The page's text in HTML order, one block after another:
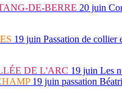
DE-BERRE 20 juin
19 juin Passation de
DE L'ARC 19 juin Les
19 juin passation